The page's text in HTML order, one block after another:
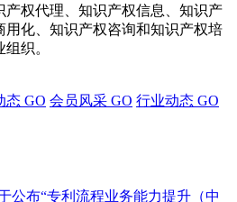
产权代理、知识产权信息、知识产
用化、知识产权咨询和知识产权培
织。
态 GO 会员风采 GO 行业动态 GO
公布“专利流程业务能力提升（中